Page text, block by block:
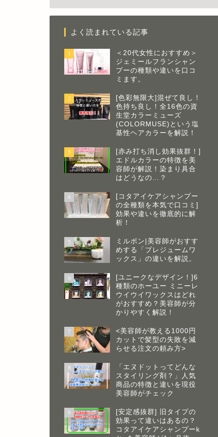
よく読まれている記事
1
＜20代女性におすすめ＞
ジェミールフランシャン
プーの種類や違いを口コ
ミます。
2
[色彩無限大]混ぜて良し！
色持ち良し！全16色の資
生堂カラーミューズ
(COLORMUSE)という塩
基性ヘアカラーを解説！
3
[赤み打ち消し効果抜群！]
エドルカラーの特徴を美
容師が解説！染まり具合
はどうなの…？
4
[コタアイケアシャンプー
の全種類を本気で口コミ]
効果や違いを徹底的に解
析！
5
ミルボン|美容師がおすす
めする「プレジュームワ
ックス」の違いを解説。
6
[ユニークなデザイン！]6
種類のホーユー ミニーレ
ウイウイワックスはどれ
がおすすめ？美容師が分
かりやすく解説！
7
<美容師が教える1000円
カットで髪型の失敗を減
らせる注文の頼み方>
8
「エヌドットってどんな
スタイリング剤？」人気
商品の特徴と違いを現役
美容師がチェック
9
[安定感抜群] 旧タイプの
効果って違いはあるの？
コタアイケアシャンプーk